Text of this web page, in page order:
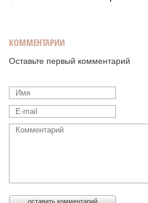
КОММЕНТАРИИ
Оставьте первый комментарий